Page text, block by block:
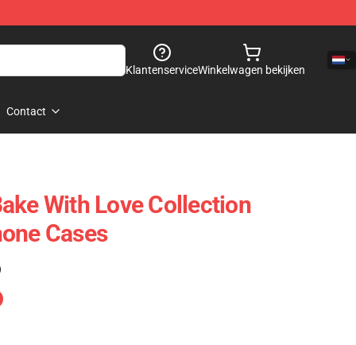
KlantenserviceWinkelwagen bekijken
Contact
With Love Collection
Cases